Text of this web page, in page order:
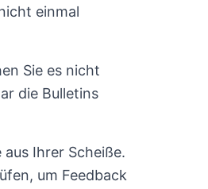
einmal
Sie es nicht
die Bulletins
Ihrer Scheiße.
um Feedback